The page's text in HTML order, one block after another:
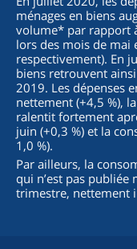
ménages en biens
volume* par rapport
lors des mois de mai
respectivement). En
biens retrouvent
2019. Les dépenses
nettement (+4,5 %),
ralentit fortement
juin (+0,3 %) et la
1,0 %).
Par ailleurs, la
qui n’est pas
trimestre, nettement